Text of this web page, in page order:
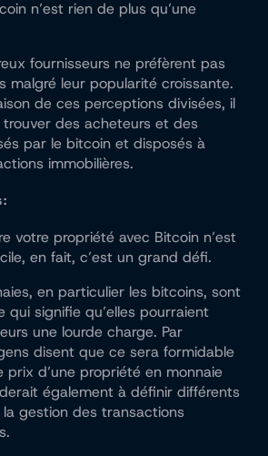
n’est rien de plus qu’une
fournisseurs ne préfèrent pas
malgré leur popularité croissante.
de ces perceptions divisées, il
des acheteurs et des
par le bitcoin et disposés à
immobilières.
votre propriété avec Bitcoin n’est
en fait, c’est un grand défi.
en particulier les bitcoins, sont
qui signifie qu’elles pourraient
une lourde charge. Par
disent que ce sera formidable
prix d’une propriété en monnaie
également à définir différents
gestion des transactions